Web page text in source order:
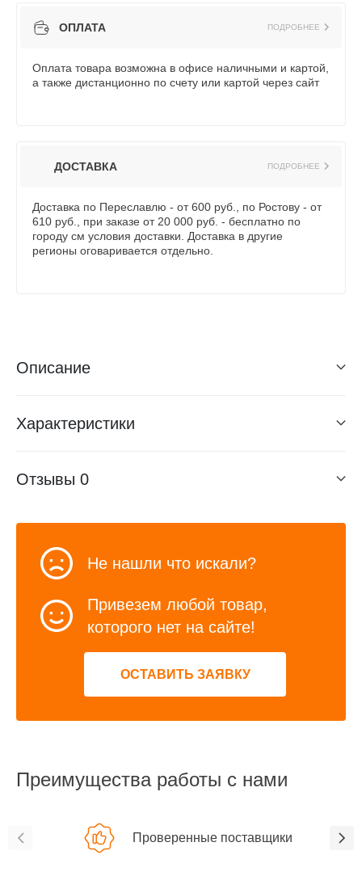
ОПЛАТА ПОДРОБНЕЕ
Оплата товара возможна в офисе наличными и картой,
а также дистанционно по счету или картой через сайт
ДОСТАВКА ПОДРОБНЕЕ
Доставка по Переславлю - от 600 руб., по Ростову - от
610 руб., при заказе от 20 000 руб. - бесплатно по
городу см условия доставки. Доставка в другие
регионы оговаривается отдельно.
Описание
Характеристики
Отзывы 0
Не нашли что искали?
Привезем любой товар,
которого нет на сайте!
ОСТАВИТЬ ЗАЯВКУ
Преимущества работы с нами
Проверенные поставщики